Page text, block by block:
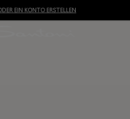
EIN KONTO ERSTELLEN